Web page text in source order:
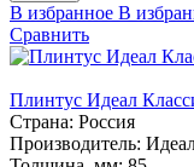
В избранное В
Сравнить
Плинтус Идеал
Страна: Россия
Производитель: